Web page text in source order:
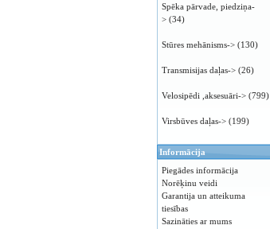
Spēka pārvade, piedziņa-
> (34)
Stūres mehānisms-> (130)
Transmisijas daļas-> (26)
Velosipēdi ,aksesuāri-> (799)
Virsbūves daļas-> (199)
Informācija
Piegādes informācija
Norēķinu veidi
Garantija un atteikuma
tiesības
Sazināties ar mums